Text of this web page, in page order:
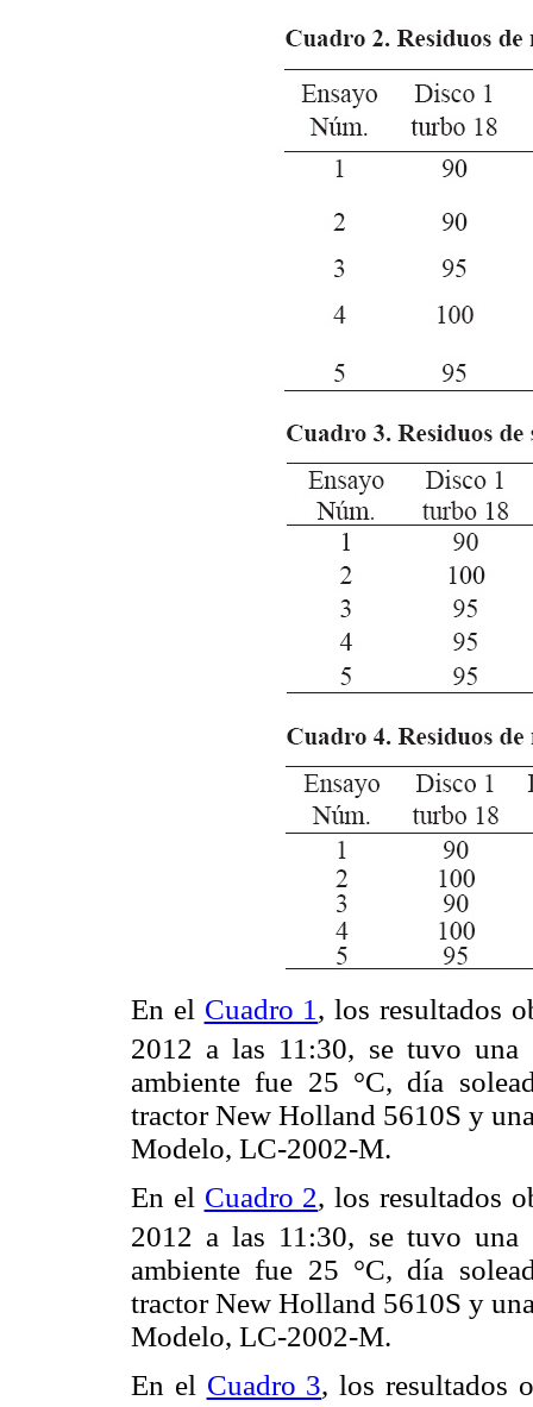
En el Cuadro 1 , los resultados
2012 a las 11:30, se tuvo una
ambiente fue 25 °C, día
tractor New Holland 5610S y
Modelo, LC-2002-M.
En el Cuadro 2, los resultados
2012 a las 11:30, se tuvo una
ambiente fue 25 °C, día
tractor New Holland 5610S y
Modelo, LC-2002-M.
En el Cuadro 3, los resultados